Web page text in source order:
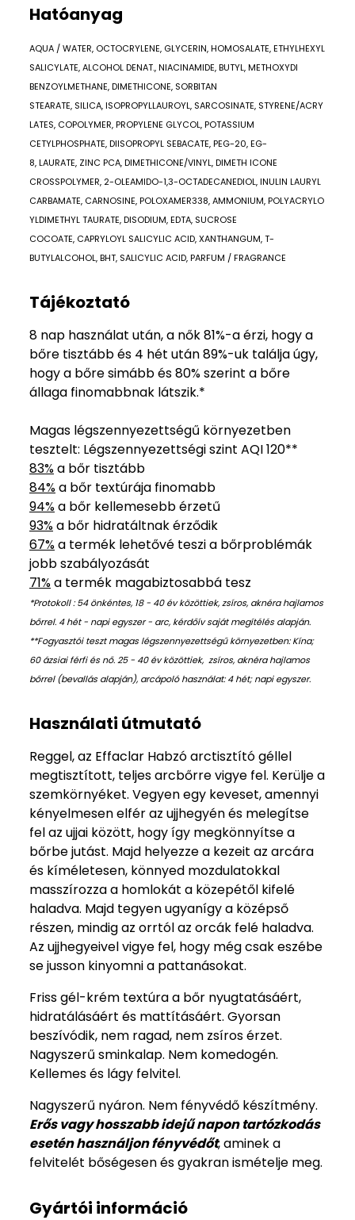
Hatóanyag
AQUA / WATER, OCTOCRYLENE, GLYCERIN, HOMOSALATE, ETHYLHEXYL
SALICYLATE, ALCOHOL DENAT., NIACINAMIDE, BUTYL, METHOXYDI
BENZOYLMETHANE, DIMETHICONE, SORBITAN
STEARATE, SILICA, ISOPROPYLLAUROYL, SARCOSINATE, STYRENE/ACRY
LATES, COPOLYMER, PROPYLENE GLYCOL, POTASSIUM
CETYLPHOSPHATE, DIISOPROPYL SEBACATE, PEG-20, EG-
8, LAURATE, ZINC PCA, DIMETHICONE/VINYL, DIMETH ICONE
CROSSPOLYMER, 2-OLEAMIDO-1,3-OCTADECANEDIOL, INULIN LAURYL
CARBAMATE, CARNOSINE, POLOXAMER338, AMMONIUM, POLYACRYLO
YLDIMETHYL TAURATE, DISODIUM, EDTA, SUCROSE
COCOATE, CAPRYLOYL SALICYLIC ACID, XANTHANGUM, T-
BUTYLALCOHOL, BHT, SALICYLIC ACID, PARFUM / FRAGRANCE
Tájékoztató
8 nap használat után, a nők 81%-a érzi, hogy a
bőre tisztább és 4 hét után 89%-uk találja úgy,
hogy a bőre simább és 80% szerint a bőre
állaga finomabbnak látszik.*
Magas légszennyezettségű környezetben
tesztelt: Légszennyezettségi szint AQI 120**
83%a bőr tisztább
84%a bőr textúrája finomabb
94%a bőr kellemesebb érzetű
93%a bőr hidratáltnak érződik
67%a termék lehetővé teszi a bőrproblémák
jobb szabályozását
71%a termék magabiztosabbá tesz
*Protokoll : 54 önkéntes, 18 - 40 év közöttiek, zsíros, aknéra hajlamos
bőrrel. 4 hét - napi egyszer - arc, kérdőív saját megítélés alapján.
**Fogyasztói teszt magas légszennyezettségű környezetben: Kína;
60 ázsiai férfi és nő. 25 - 40 év közöttiek, zsíros, aknéra hajlamos
bőrrel (bevallás alapján), arcápoló használat: 4 hét; napi egyszer.
Használati útmutató
Reggel, az Effaclar Habzó arctisztító géllel
megtisztított, teljes arcbőrre vigye fel. Kerülje a
szemkörnyéket. Vegyen egy keveset, amennyi
kényelmesen elfér az ujjhegyén és melegítse
fel az ujjai között, hogy így megkönnyítse a
bőrbe jutást. Majd helyezze a kezeit az arcára
és kíméletesen, könnyed mozdulatokkal
masszírozza a homlokát a közepétől kifelé
haladva. Majd tegyen ugyanígy a középső
részen, mindig az orrtól az orcák felé haladva.
Az ujjhegyeivel vigye fel, hogy még csak eszébe
se jusson kinyomni a pattanásokat.
Friss gél-krém textúra a bőr nyugtatásáért,
hidratálásáért és mattításáért. Gyorsan
beszívódik, nem ragad, nem zsíros érzet.
Nagyszerű sminkalap. Nem komedogén.
Kellemes és lágy felvitel.
Nagyszerű nyáron. Nem fényvédő készítmény.
Erős vagy hosszabb idejű napon tartózkodás
esetén használjon fényvédőt, aminek a
felvitelét bőségesen és gyakran ismételje meg.
Gyártói információ